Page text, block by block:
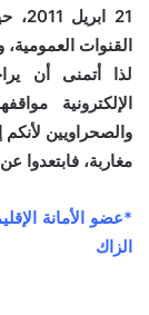
21
القنوات
لذا أتمنى أن
الإلكترونية
والصحراويين
مغاربة، فابتعدوا
*عضو الأمانة
الزاك